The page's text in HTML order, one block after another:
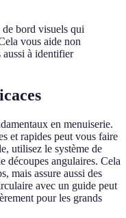
bord visuels qui
vous aide non
aussi à identifier
en menuiserie.
et rapides peut vous faire
utilisez le système de
découpes angulaires. Cela
mais assure aussi des
avec un guide peut
pour les grands